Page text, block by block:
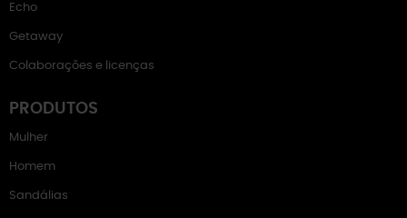
Echo
Getaway
Colaborações e licenças
PRODUTOS
Mulher
Homem
Sandálias